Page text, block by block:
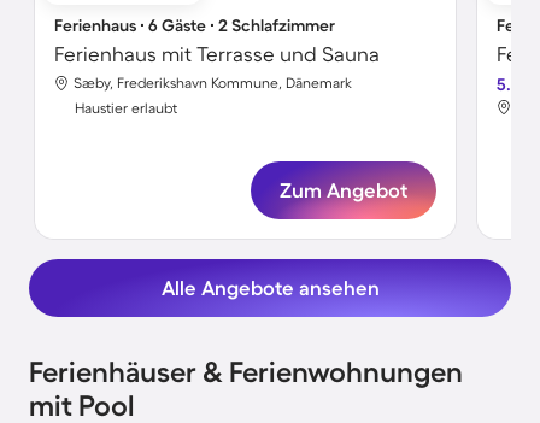
Ferienhaus ∙ 6 Gäste ∙ 2 Schlafzimmer
Ferienhaus mit Terrasse und Sauna
Sæby, Frederikshavn Kommune, Dänemark
Haustier erlaubt
Zum Angebot
5.0
Alle Angebote ansehen
Ferienhäuser & Ferienwohnungen
mit Pool